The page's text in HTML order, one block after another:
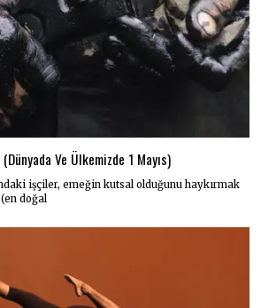
Ve Ülkemizde 1 Mayıs)
işçiler, emeğin kutsal olduğunu haykırmak
doğal